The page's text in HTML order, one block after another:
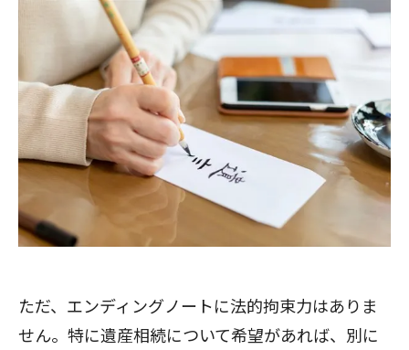
ただ、エンディングノートに法的拘束力はありま
せん。特に遺産相続について希望があれば、別に